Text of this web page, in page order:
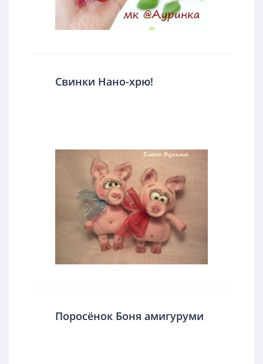
Свинки Нано-хрю!
Поросёнок Боня амигуруми